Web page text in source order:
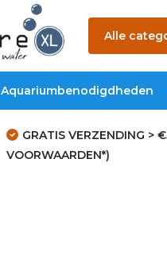
Alle
Aquariumbenodigdheden
GRATIS VERZENDING >
VOORWAARDEN*)